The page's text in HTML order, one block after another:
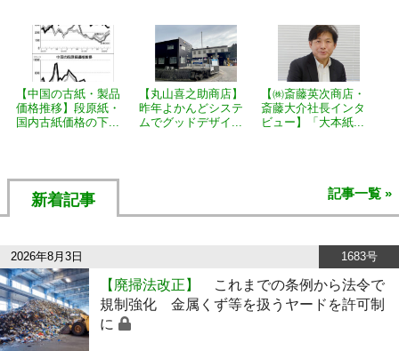
【中国の古紙・製品
価格推移】段原紙・
国内古紙価格の下...
【丸山喜之助商店】
昨年よかんどシステ
ムでグッドデザイ...
【㈱斎藤英次商店・
斎藤大介社長インタ
ビュー】「大本紙...
新着記事 記事一覧 »
2026年8月3日 1683号
【廃掃法改正】
これまでの条例から法令で
規制強化 金属くず等を扱うヤードを許可制
に